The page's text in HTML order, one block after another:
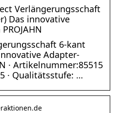
Verlängerungsschaft
Das innovative
6-kant
Adapter-
· Artikelnummer:85515
· Qualitätsstufe: …